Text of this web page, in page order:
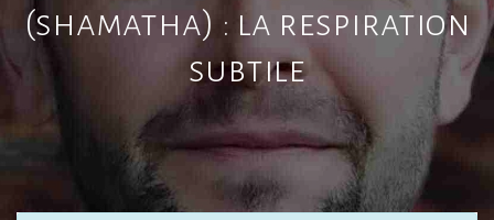
(shamatha) : la respiration
subtile